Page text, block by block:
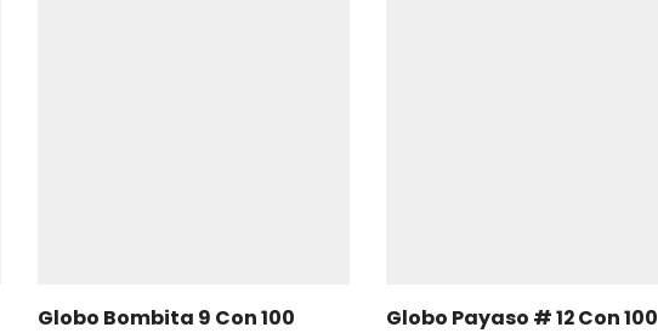
Globo Bombita 9 Con 100 Globo Payaso # 12 Con 100